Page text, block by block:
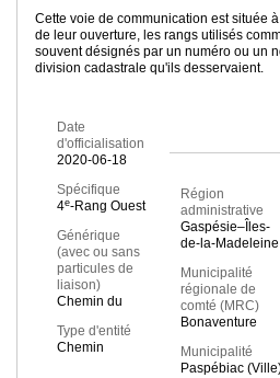
Cette voie de communication est située
de leur ouverture, les rangs utilisés
souvent désignés par un numéro ou un
division cadastrale qu'ils desservaient.
Date
d'officialisation
2020-06-18
Spécifique
4e-Rang Ouest
Générique
(avec ou sans
particules de
liaison)
Chemin du
Type d'entité
Chemin
Région
administrative
Gaspésie–Îles-
de-la-Madeleine
Municipalité
régionale de
comté (MRC)
Bonaventure
Municipalité
Paspébiac